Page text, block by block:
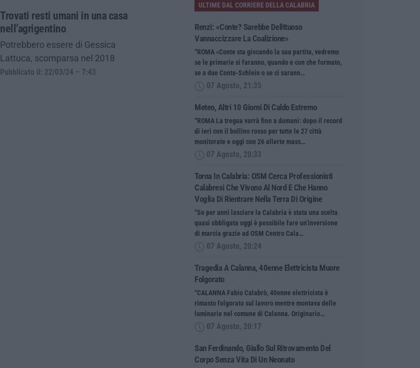
Trovati resti umani in una casa
nell’agrigentino
Potrebbero essere di Gessica
Lattuca, scomparsa nel 2018
Pubblicato il: 22/03/24 – 7:43
ULTIME DAL CORRIERE DELLA CALABRIA
Renzi: «Conte? Sarebbe Delittuoso
Vannaccizzare La Coalizione»
“ROMA «Conte sta giocando la sua partita, vedremo
se le primarie si faranno, quando e con che formato,
se a due Conte-Schlein o se ci sarann…
07 Agosto, 21:35
Meteo, Altri 10 Giorni Di Caldo Estremo
“ROMA La tregua varrà fino a domani: dopo il record
di ieri con il bollino rosso per tutte le 27 città
monitorate e oggi con 26 allerte mass…
07 Agosto, 20:33
Torna In Calabria: OSM Cerca Professionisti
Calabresi Che Vivono Al Nord E Che Hanno
Voglia Di Rientrare Nella Terra Di Origine
“Se per anni lasciare la Calabria è stata una scelta
quasi obbligata oggi è possibile fare un’inversione
di marcia grazie ad OSM Centro Cala…
07 Agosto, 20:24
Tragedia A Calanna, 40enne Elettricista Muore
Folgorato
“CALANNA Fabio Calabrò, 40enne elettricista è
rimasto folgorato sul lavoro mentre montava delle
luminarie nel comune di Calanna. Originario…
07 Agosto, 20:17
San Ferdinando, Giallo Sul Ritrovamento Del
Corpo Senza Vita Di Un Neonato